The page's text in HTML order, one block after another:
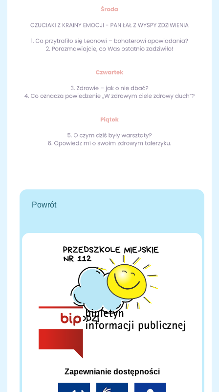
Powrót
Zapewnianie dostępności